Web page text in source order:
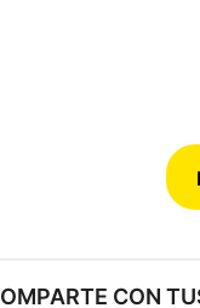
CON